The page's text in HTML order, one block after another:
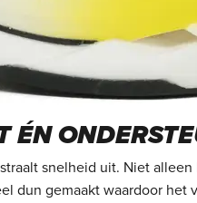
ÉN
snelheid uit. Niet
dun gemaakt waardoor het